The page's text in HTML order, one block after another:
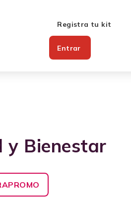
Registra tu kit
Entrar
y Bienestar